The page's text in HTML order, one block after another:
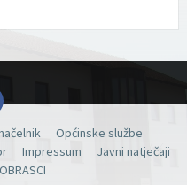
Općinske službe
Impressum
Javni natječaji